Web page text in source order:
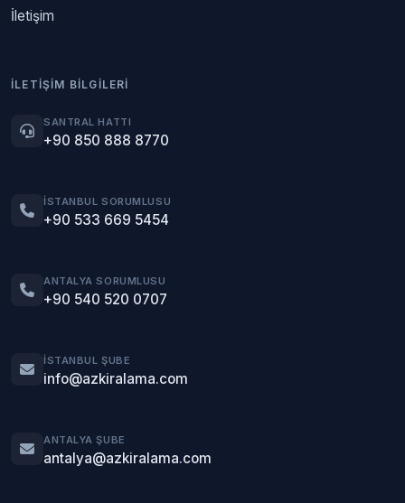
İletişim
İLETIŞIM BILGILERI
SANTRAL HATTI
+90 850 888 8770
İSTANBUL SORUMLUSU
+90 533 669 5454
ANTALYA SORUMLUSU
+90 540 520 0707
İSTANBUL ŞUBE
info@azkiralama.com
ANTALYA ŞUBE
antalya@azkiralama.com